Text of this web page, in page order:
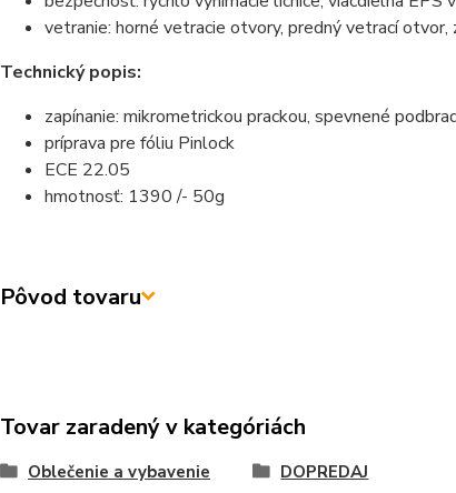
vetranie: horné vetracie otvory, predný vetrací
Technický popis:
zapínanie: mikrometrickou prackou, spevnené
príprava pre fóliu Pinlock
ECE 22.05
hmotnosť: 1390 /- 50g
Pôvod tovaru
Tovar zaradený v kategóriách
Oblečenie a vybavenie DOPREDAJ